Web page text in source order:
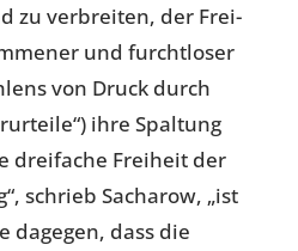
zu ver­brei­ten, der Frei­
und furcht­lo­ser
von Druck durch
ihre Spal­tung
drei­fa­che Frei­heit der
schrieb Sach­a­row, „ist
dagegen, dass die